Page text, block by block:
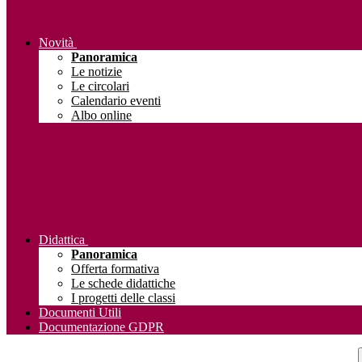
Novità
Panoramica
Le notizie
Le circolari
Calendario eventi
Albo online
Didattica
Panoramica
Offerta formativa
Le schede didattiche
I progetti delle classi
Documenti Utili
Documentazione GDPR